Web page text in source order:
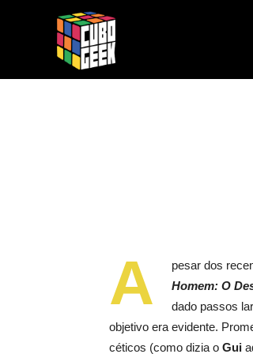
A pesar dos
Homem: O
dado passos
objetivo era evidente.
céticos (como dizia o Gui